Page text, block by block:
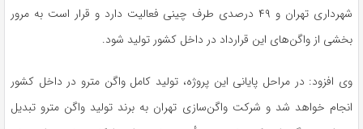
شهرداری تهران و ۴۹ درصدی طرف چینی فعالیت دارد و قرار است به مرور
بخشی از واگن‌های این قرارداد در داخل کشور تولید شود.
وی افزود: در مراحل پایانی این پروژه، تولید کامل واگن مترو در داخل کشور
انجام خواهد شد و شرکت واگن‌سازی تهران به برند تولید واگن مترو تبدیل